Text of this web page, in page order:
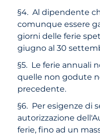
§4. Al dipendente
comunque essere
giorni delle ferie
giugno al 30
§5. Le ferie annuali
quelle non godute
precedente.
§6. Per esigenze di
autorizzazione
ferie, fino ad un